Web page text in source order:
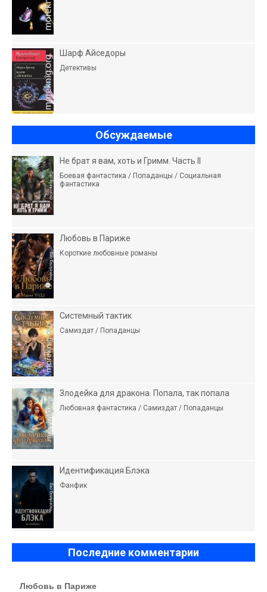
Шарф Айседоры
Детективы
Обсуждаемые
Не брат я вам, хоть и Гримм. Часть II
Боевая фантастика / Попаданцы / Социальная
фантастика
Любовь в Париже
Короткие любовные романы
Системный тактик
Самиздат / Попаданцы
Злодейка для дракона. Попала, так попала
Любовная фантастика / Самиздат / Попаданцы
Идентификация Блэка
Фанфик
Последние комментарии
Любовь в Париже